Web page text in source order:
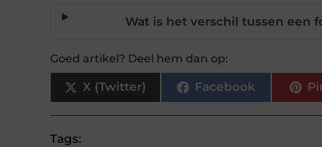
Wat is het verschil tussen een
Goed artikel? Deel hem dan op:
X (Twitter) Facebook
Tags: